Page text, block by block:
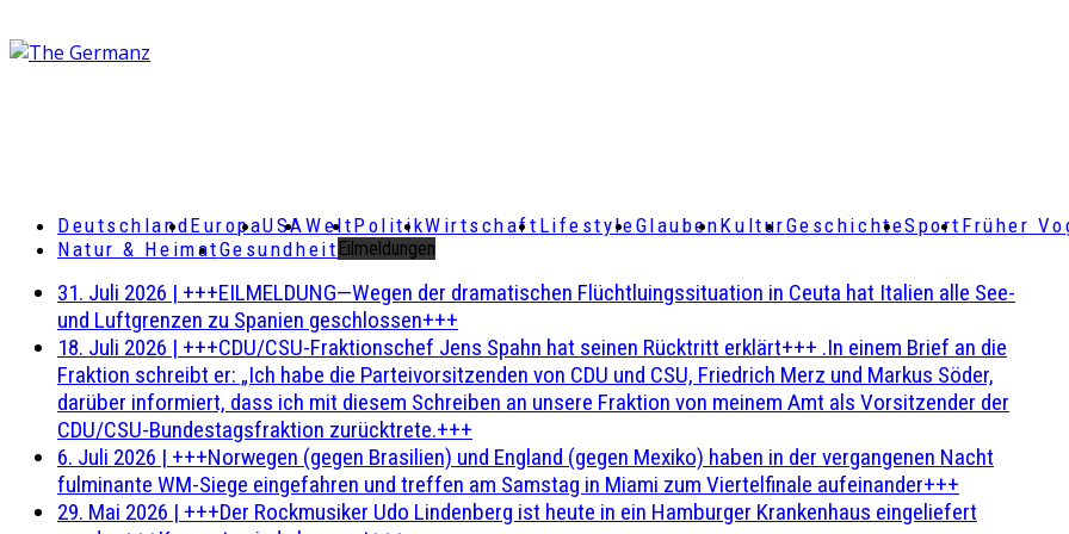
DeutschlandEuropaUSAWeltPolitikWirtschaft LifestyleGlaubenKulturGeschichteSport Früher
Natur & HeimatGesundheit Eilmeldungen
31. Juli 2026 | +++EILMELDUNG—Wegen der dramatischen Flüchtluingssituation in Ceuta hat Italien alle See-
und Luftgrenzen zu Spanien geschlossen+++
18. Juli 2026 | +++CDU/CSU-Fraktionschef Jens Spahn hat seinen Rücktritt erklärt+++ .In einem Brief an die
Fraktion schreibt er: „Ich habe die Parteivorsitzenden von CDU und CSU, Friedrich Merz und Markus Söder,
darüber informiert, dass ich mit diesem Schreiben an unsere Fraktion von meinem Amt als Vorsitzender der
CDU/CSU-Bundestagsfraktion zurücktrete.+++
6. Juli 2026 | +++Norwegen (gegen Brasilien) und England (gegen Mexiko) haben in der vergangenen Nacht
fulminante WM-Siege eingefahren und treffen am Samstag in Miami zum Viertelfinale aufeinander+++
29. Mai 2026 | +++Der Rockmusiker Udo Lindenberg ist heute in ein Hamburger Krankenhaus eingeliefert